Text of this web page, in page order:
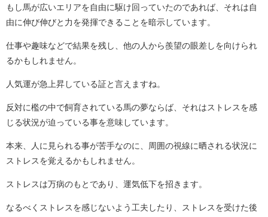
もし馬が広いエリアを自由に駆け回っていたのであれば、それは自
由に伸び伸びと力を発揮できることを暗示しています。
仕事や趣味などで結果を残し、他の人から羨望の眼差しを向けられ
るかもしれません。
人気運が急上昇している証と言えますね。
反対に檻の中で飼育されている馬の夢ならば、それはストレスを感
じる状況が迫っている事を意味しています。
本来、人に見られる事が苦手なのに、周囲の視線に晒される状況に
ストレスを覚えるかもしれません。
ストレスは万病のもとであり、運気低下を招きます。
なるべくストレスを感じないよう工夫したり、ストレスを受けた後